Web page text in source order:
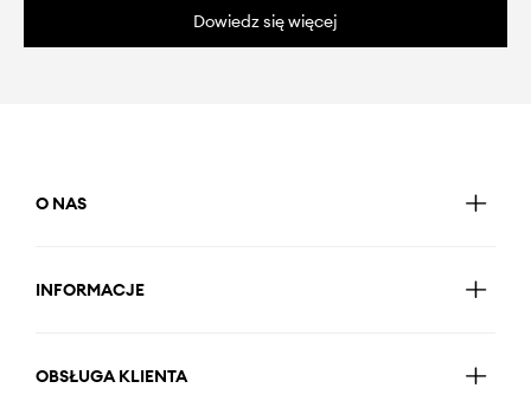
Dowiedz się więcej
O NAS
INFORMACJE
OBSŁUGA KLIENTA